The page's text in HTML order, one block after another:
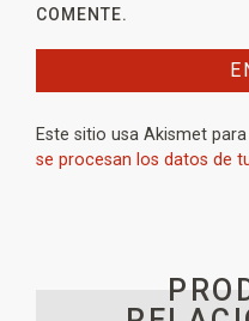
COMENTE.
Este sitio usa Akismet
se procesan los datos de